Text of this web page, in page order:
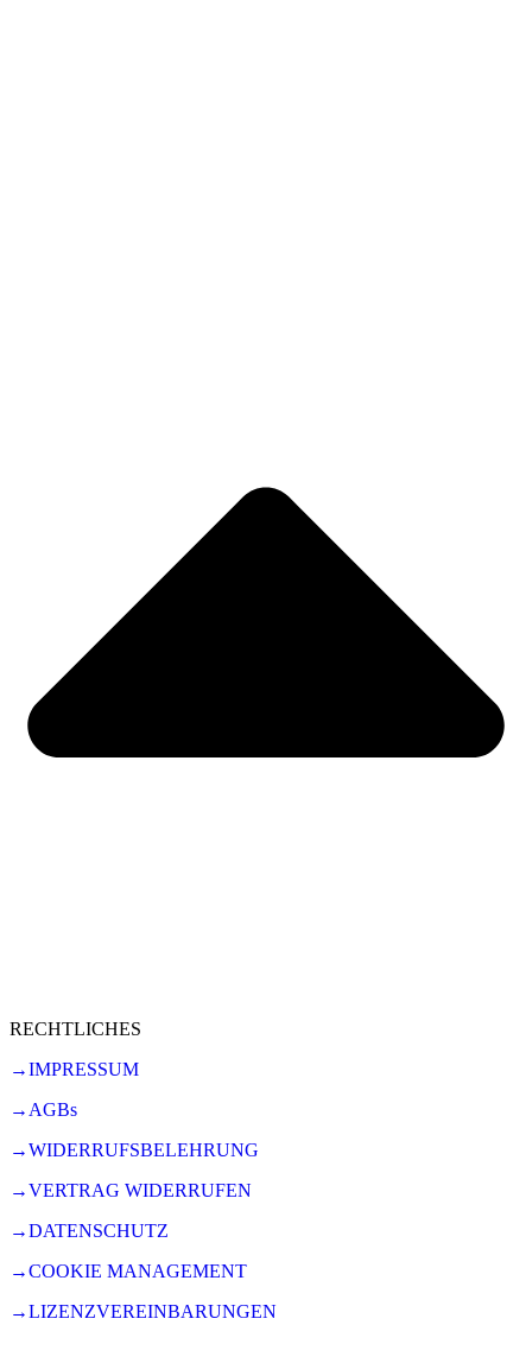
RECHTLICHES
→IMPRESSUM
→AGBs
→WIDERRUFSBELEHRUNG
→VERTRAG WIDERRUFEN
→DATENSCHUTZ
→COOKIE MANAGEMENT
→LIZENZVEREINBARUNGEN